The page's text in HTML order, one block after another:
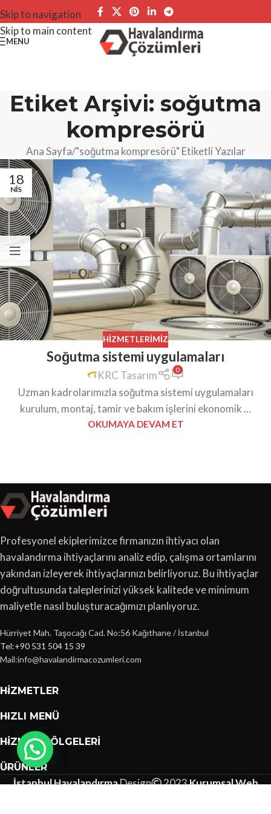
Skip to navigation
Skip to main content
MENU
Etiket Arşivi: soğutma
kompresörü
Ana Sayfa "soğutma kompresörü" Etiketli Yazılar
18
NIS
HIZMETLERIMIZ
Soğutma sistemi uygulamaları
KRC Tasarım 0
Uzman kadrolarımızla soğutma sistemi uygulamaları
kurulum, montaj, tamir ve bakım işlerini ekonomik ...
OKUMAYA DEVAM ET
Profesyonel ekiplerimizce firmanızın ihtiyacı olan
havalandırma ihtiyaçlarını analiz edip, çalışma ortamlarını
yakından izleyerek ihtiyaçlarınızı belirliyoruz. Bu ihtiyaçlar
doğrultusunda taleplerinizi yüksek kalitede ve minimum
maliyetle nasıl buluşturacağımızı planlıyoruz.
Hürriyet Mah. Taşocağı Cad. No:56 Kağıthane / İstanbul
Tel:+90 531 504 15 39
Mail:info@havalandirmacozumleri.com
HIZMETLER
HIZLI MENÜ
HIZMET BÖLGELERI
ÜRÜNLER
İstanbul HavalandırmaDesign 2023Kurumsal Web